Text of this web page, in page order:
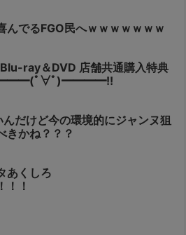
んでるFGO民へｗｗｗｗｗｗｗ
Blu-ray＆DVD 店舗共通購入特典
━━━━(ﾟ∀ﾟ)━━━━!!
だけど今の環境的にジャンヌ狙
きかね？？？
あくしろ
！！